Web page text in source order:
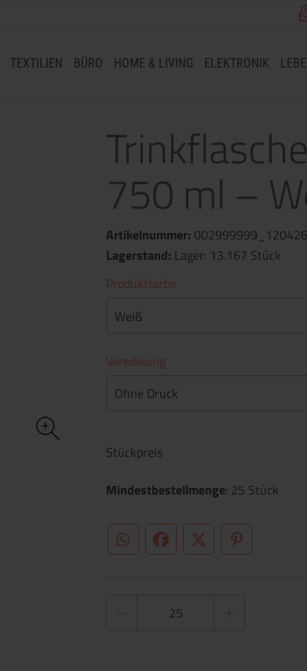
TEXTILIEN BÜRO HOME & LIVING ELEKTRONIK
750 ml –
Artikelnummer:
Lagerstand: Lager: 13.167 Stück
Produktfarbe
Weiß
Veredelung
Ohne Druck
Stückpreis
Mindestbestellmenge: 25 Stück
WhatsAppFacebookTwitterPinterest